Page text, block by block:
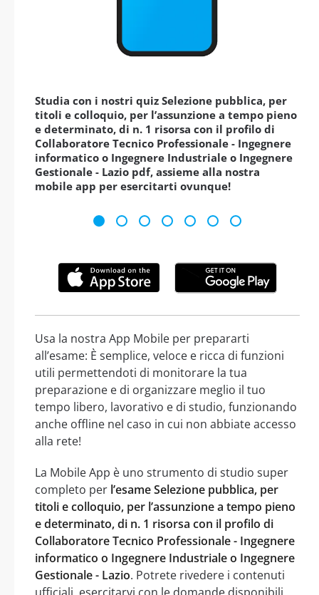
Studia con i nostri quiz Selezione pubblica, per
titoli e colloquio, per l’assunzione a tempo pieno
e determinato, di n. 1 risorsa con il profilo di
Collaboratore Tecnico Professionale - Ingegnere
informatico o Ingegnere Industriale o Ingegnere
Gestionale - Lazio pdf, assieme alla nostra
mobile app per esercitarti ovunque!
Usa la nostra App Mobile per prepararti
all’esame: È semplice, veloce e ricca di funzioni
utili permettendoti di monitorare la tua
preparazione e di organizzare meglio il tuo
tempo libero, lavorativo e di studio, funzionando
anche offline nel caso in cui non abbiate accesso
alla rete!
La Mobile App è uno strumento di studio super
completo per l’esame Selezione pubblica, per
titoli e colloquio, per l’assunzione a tempo pieno
e determinato, di n. 1 risorsa con il profilo di
Collaboratore Tecnico Professionale - Ingegnere
informatico o Ingegnere Industriale o Ingegnere
Gestionale - Lazio. Potrete rivedere i contenuti